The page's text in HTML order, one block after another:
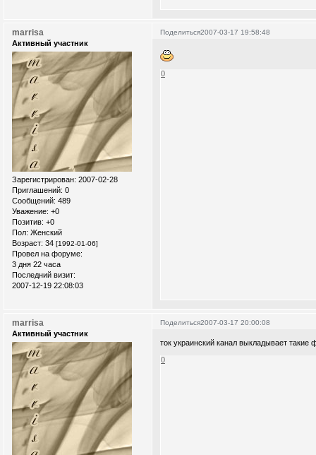
Поделиться2007-03-17 19:58:48
marrisa
Активный участник
Зарегистрирован: 2007-02-28
Приглашений: 0
Сообщений: 489
Уважение: +0
Позитив: +0
Пол: Женский
Возраст: 34 [1992-01-06]
Провел на форуме:
3 дня 22 часа
Последний визит:
2007-12-19 22:08:03
0
Поделиться2007-03-17 20:00:08
marrisa
Активный участник
ток украинский канал выкладывает такие
0